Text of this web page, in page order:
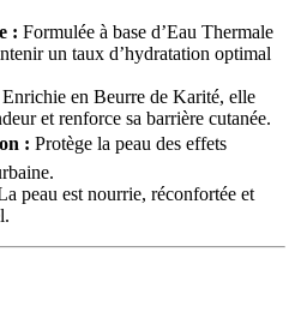
: Formulée à base d’Eau Thermale
un taux d’hydratation optimal
Enrichie en Beurre de Karité, elle
et renforce sa barrière cutanée.
: Protège la peau des effets
peau est nourrie, réconfortée et